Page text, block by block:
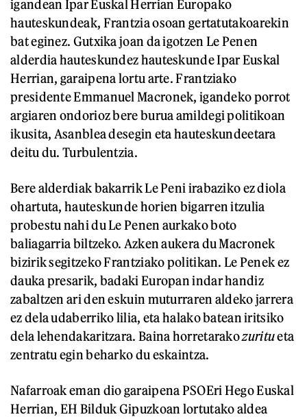
igandean Ipar Euskal Herrian Europako
hauteskundeak, Frantzia osoan gertatutakoarekin
bat eginez. Gutxika joan da igotzen Le Penen
alderdia hauteskundez hauteskunde Ipar Euskal
Herrian, garaipena lortu arte. Frantziako
presidente Emmanuel Macronek, igandeko porrot
argiaren ondorioz bere burua amildegi politikoan
ikusita, Asanblea desegin eta hauteskundeetara
deitu du. Turbulentzia.
Bere alderdiak bakarrik Le Peni irabaziko ez diola
ohartuta, hauteskunde horien bigarren itzulia
probestu nahi du Le Penen aurkako boto
baliagarria biltzeko. Azken aukera du Macronek
bizirik segitzeko Frantziako politikan. Le Penek ez
dauka presarik, badaki Europan indar handiz
zabaltzen ari den eskuin muturraren aldeko jarrera
ez dela udaberriko lilia, eta halako batean iritsiko
dela lehendakaritzara. Baina horretarakozuritueta
zentratu egin beharko du eskaintza.
Nafarroak eman dio garaipena PSOEri Hego Euskal
Herrian, EH Bilduk Gipuzkoan lortutako aldea